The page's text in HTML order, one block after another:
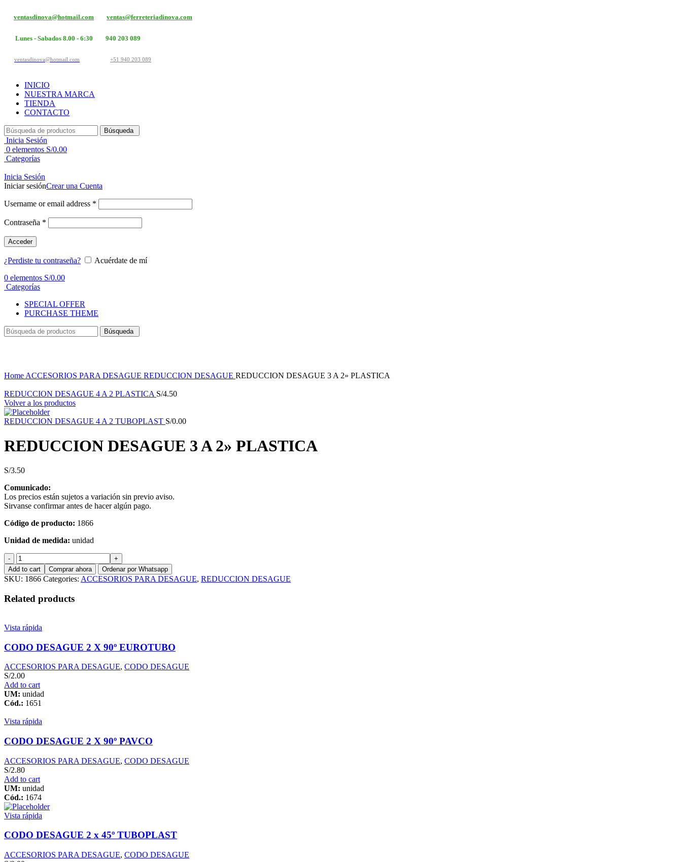
ventasdinova@hotmail.com ventas@ferreteriadinova.com
Lunes - Sabados 8.00 - 6:30 940 203 089
ventasdinova@hotmail.com +51 940 203 089
INICIO
NUESTRA MARCA
TIENDA
CONTACTO
Búsqueda
Inicia Sesión
0 elementos S/0.00
Categorías
Inicia Sesión
Iniciar sesiónCrear una Cuenta
Username or email address *
Contraseña *
Acceder
¿Perdiste tu contraseña?
Acuérdate de mí
0 elementos S/0.00
Categorías
SPECIAL OFFER
PURCHASE THEME
Búsqueda
Home ACCESORIOS PARA DESAGUE REDUCCION DESAGUE REDUCCION DESAGUE 3 A 2» PLASTICA
REDUCCION DESAGUE 4 A 2 PLASTICA S/4.50
Volver a los productos
REDUCCION DESAGUE 4 A 2 TUBOPLAST S/0.00
REDUCCION DESAGUE 3 A 2» PLASTICA
S/3.50
Comunicado:
Los precios están sujetos a variación sin previo aviso.
Sirvanse confirmar antes de hacer algún pago.
Código de producto: 1866
Unidad de medida: unidad
REDUCCION
DESAGUE
3
A
2''
PLASTICA
Add to cart Comprar ahora Ordenar por Whatsapp
SKU: 1866 Categories: ACCESORIOS PARA DESAGUE, REDUCCION DESAGUE
Related products
Vista rápida
CODO DESAGUE 2 X 90º EUROTUBO
ACCESORIOS PARA DESAGUE, CODO DESAGUE
S/2.00
Add to cart
UM: unidad
Cód.: 1651
Vista rápida
CODO DESAGUE 2 X 90º PAVCO
ACCESORIOS PARA DESAGUE, CODO DESAGUE
S/2.80
Add to cart
UM: unidad
Cód.: 1674
Vista rápida
CODO DESAGUE 2 x 45º TUBOPLAST
ACCESORIOS PARA DESAGUE, CODO DESAGUE